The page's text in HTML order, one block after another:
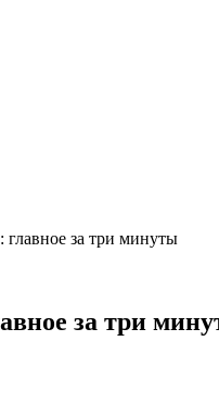
главное за три минуты
за три